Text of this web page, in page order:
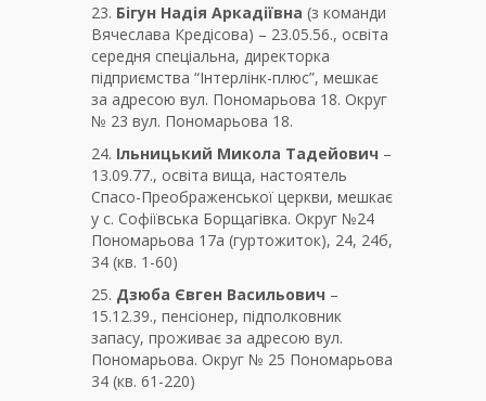
23. Бігун Надія Аркадіївна (з команди
Вячеслава Кредісова) – 23.05.56., освіта
середня спеціальна, директорка
підприємства “Інтерлінк-плюс”, мешкає
за адресою вул. Пономарьова 18. Округ
№ 23 вул. Пономарьова 18.
24. Ільницький Микола Тадейович –
13.09.77., освіта вища, настоятель
Спасо-Преображенської церкви, мешкає
у с. Софіївська Борщагівка. Округ №24
Пономарьова 17а (гуртожиток), 24, 24б,
34 (кв. 1-60)
25. Дзюба Євген Васильович –
15.12.39., пенсіонер, підполковник
запасу, проживає за адресою вул.
Пономарьова. Округ № 25 Пономарьова
34 (кв. 61-220)